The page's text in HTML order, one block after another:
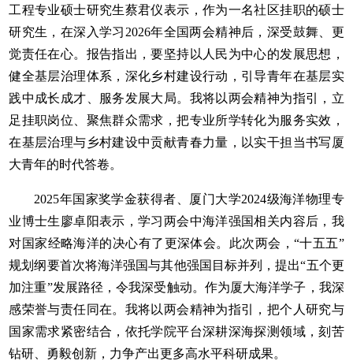
工程专业硕士研究生蔡君仪表示，作为一名社区挂职的硕士
研究生，在深入学习2026年全国两会精神后，深受鼓舞、更
觉责任在心。报告指出，要坚持以人民为中心的发展思想，
健全基层治理体系，深化乡村建设行动，引导青年在基层实
践中成长成才、服务发展大局。我将以两会精神为指引，立
足挂职岗位、聚焦群众需求，把专业所学转化为服务实效，
在基层治理与乡村建设中贡献青春力量，以实干担当书写厦
大青年的时代答卷。
2025年国家奖学金获得者、厦门大学2024级海洋物理专
业博士生廖卓阳表示，学习两会中海洋强国相关内容后，我
对国家经略海洋的决心有了更深体会。此次两会，“十五五”
规划纲要首次将海洋强国与其他强国目标并列，提出“五个更
加注重”发展路径，令我深受触动。作为厦大海洋学子，我深
感荣誉与责任同在。我将以两会精神为指引，把个人研究与
国家需求紧密结合，依托学院平台深耕深海探测领域，刻苦
钻研、勇毅创新，力争产出更多高水平科研成果。